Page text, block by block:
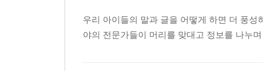
우리 아이들의 말과 글을 어떻게 하면 더 풍
야의 전문가들이 머리를 맞대고 정보를 나누